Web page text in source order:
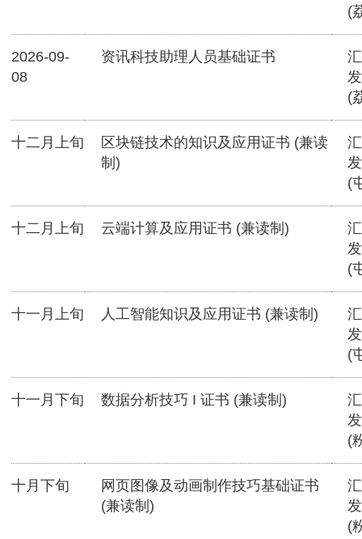
(
2026-09-
08
资讯科技助理人员基础证书
(
十二月上旬
区块链技术的知识及应用证书 (兼读
制)
(
十二月上旬 云端计算及应用证书 (兼读制)
(
十一月上旬 人工智能知识及应用证书 (兼读制)
(
十一月下旬 数据分析技巧 I 证书 (兼读制)
(
十月下旬
网页图像及动画制作技巧基础证书
(兼读制)
(